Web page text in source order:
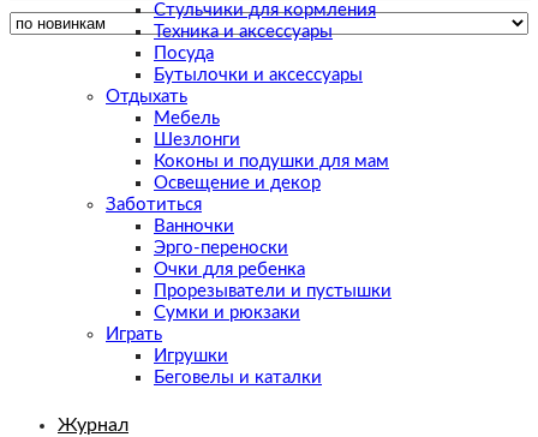
Стульчики для кормления
Техника и аксессуары
Посуда
Бутылочки и аксессуары
Отдыхать
Мебель
Шезлонги
Коконы и подушки для мам
Освещение и декор
Заботиться
Ванночки
Эрго-переноски
Очки для ребенка
Прорезыватели и пустышки
Сумки и рюкзаки
Играть
Игрушки
Беговелы и каталки
Журнал